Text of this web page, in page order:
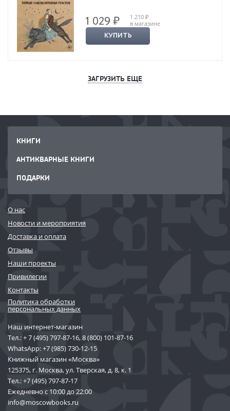
1 029 ₽
1 210 ₽
в магазине
КУПИТЬ
ЗАГРУЗИТЬ ЕЩЕ
КНИГИ
АНТИКВАРНЫЕ КНИГИ
ПОДАРКИ
О нас
Новости и мероприятия
Доставка и оплата
Отзывы
Наши проекты
Привилегии
Контакты
Политика обработки
персональных данных
Наш интернет-магазин
Тел.:+ 7 (495) 797-87-16,8 (800) 101-87-16
WhatsApp:+7 (985) 730-12-15
Книжный магазин «Москва»
125375, г. Москва, ул. Тверская, д. 8, к. 1
Тел.:+7 (495) 797-87-17
Ежедневно с 10:00 до 22:00
info@moscowbooks.ru